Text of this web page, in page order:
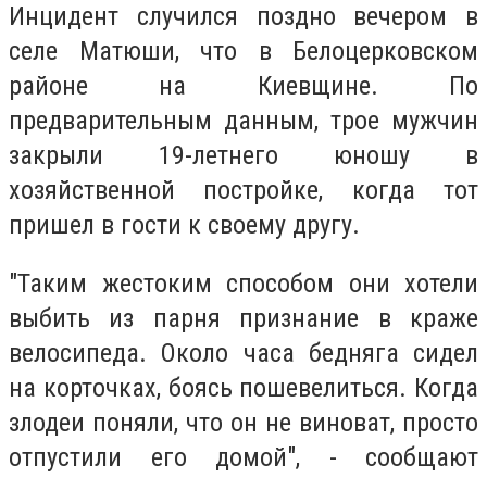
Инцидент случился поздно вечером в
селе Матюши, что в Белоцерковском
районе на Киевщине. По
предварительным данным, трое мужчин
закрыли 19-летнего юношу в
хозяйственной постройке, когда тот
пришел в гости к своему другу.
"Таким жестоким способом они хотели
выбить из парня признание в краже
велосипеда. Около часа бедняга сидел
на корточках, боясь пошевелиться. Когда
злодеи поняли, что он не виноват, просто
отпустили его домой", - сообщают